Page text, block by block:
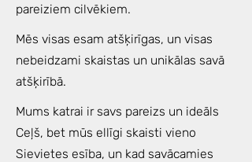
pareiziem cilvēkiem.
Mēs visas esam atšķirīgas, un visas
nebeidzami skaistas un unikālas savā
atšķirībā.
Mums katrai ir savs pareizs un ideāls
Ceļš, bet mūs ellīgi skaisti vieno
Sievietes esība, un kad savācamies